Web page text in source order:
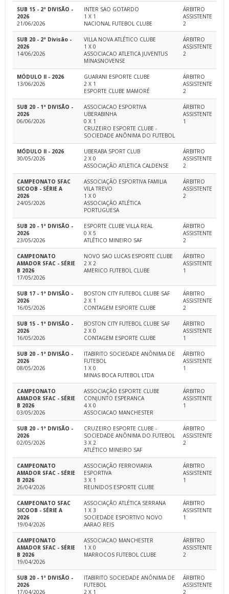
SUB 15 - 2ª DIVISÃO -
2026
21/06/2026
INTER SAO GOTARDO
1 X 1
NACIONAL FUTEBOL CLUBE
ÁRBITRO
ASSISTENTE
2
SUB 20 - 2ª Divisão -
2026
14/06/2026
VILLA NOVA ATLÉTICO CLUBE
1 X 0
ASSOCIACAO ATLETICA JUVENTUS
MINASNOVENSE
ÁRBITRO
ASSISTENTE
2
MÓDULO II - 2026
13/06/2026
GUARANI ESPORTE CLUBE
2 X 1
ESPORTE CLUBE MAMORÉ
ÁRBITRO
ASSISTENTE
2
SUB 20 - 1ª DIVISÃO -
2026
06/06/2026
ASSOCIACAO ESPORTIVA
UBERABINHA
0 X 1
CRUZEIRO ESPORTE CLUBE -
SOCIEDADE ANÔNIMA DO FUTEBOL
ÁRBITRO
ASSISTENTE
1
MÓDULO II - 2026
30/05/2026
UBERABA SPORT CLUB
2 X 0
ASSOCIAÇÃO ATLETICA CALDENSE
ÁRBITRO
ASSISTENTE
2
CAMPEONATO SFAC
SICOOB - SÉRIE A
2026
24/05/2026
ASSOCIAÇÃO ESPORTIVA FAMILIA
VILA TREVO
1 X 0
ASSOCIAÇÃO ATLÉTICA
PORTUGUESA
ÁRBITRO
ASSISTENTE
2
SUB 20 - 1ª DIVISÃO -
2026
23/05/2026
ESPORTE CLUBE VILLA REAL
0 X 5
ATLÉTICO MINEIRO SAF
ÁRBITRO
ASSISTENTE
2
CAMPEONATO
AMADOR SFAC - SÉRIE
B 2026
17/05/2026
NOVO SAO LUCAS ESPORTE CLUBE
2 X 2
AMERICO FUTEBOL CLUBE
ÁRBITRO
ASSISTENTE
1
SUB 17 - 1ª DIVISÃO -
2026
16/05/2026
BOSTON CITY FUTEBOL CLUBE SAF
2 X 1
CONTAGEM ESPORTE CLUBE
ÁRBITRO
ASSISTENTE
2
SUB 15 - 1ª DIVISÃO -
2026
16/05/2026
BOSTON CITY FUTEBOL CLUBE SAF
2 X 0
CONTAGEM ESPORTE CLUBE
ÁRBITRO
ASSISTENTE
1
SUB 20 - 1ª DIVISÃO -
2026
08/05/2026
ITABIRITO SOCIEDADE ANÔNIMA DE
FUTEBOL
1 X 0
MINAS BOCA FUTEBOL LTDA
ÁRBITRO
ASSISTENTE
1
CAMPEONATO
AMADOR SFAC - SÉRIE
B 2026
03/05/2026
ASSOCIAÇÃO ESPORTE CLUBE
CONJUNTO ESPERANCA
4 X 0
ASSOCIACAO MANCHESTER
ÁRBITRO
ASSISTENTE
1
SUB 20 - 1ª DIVISÃO -
2026
02/05/2026
CRUZEIRO ESPORTE CLUBE -
SOCIEDADE ANÔNIMA DO FUTEBOL
3 X 2
ATLÉTICO MINEIRO SAF
ÁRBITRO
ASSISTENTE
2
CAMPEONATO
AMADOR SFAC - SÉRIE
B 2026
26/04/2026
ASSOCIAÇÃO FERROVIARIA
ESPORTIVA
3 X 1
REUNIDOS ESPORTE CLUBE
ÁRBITRO
ASSISTENTE
1
CAMPEONATO SFAC
SICOOB - SÉRIE A
2026
19/04/2026
ASSOCIAÇÃO ATLÉTICA SERRANA
1 X 3
SOCIEDADE ESPORTIVO NOVO
AARAO REIS
ÁRBITRO
ASSISTENTE
1
CAMPEONATO
AMADOR SFAC - SÉRIE
B 2026
19/04/2026
ASSOCIACAO MANCHESTER
1 X 0
MARROCOS FUTEBOL CLUBE
ÁRBITRO
ASSISTENTE
2
SUB 20 - 1ª DIVISÃO -
2026
17/04/2026
ITABIRITO SOCIEDADE ANÔNIMA DE
FUTEBOL
2 X 1
ÁRBITRO
ASSISTENTE
2